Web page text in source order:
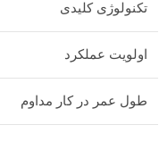
تکنولوژی کلیدی
اولویت عملکرد
طول عمر در کار مداوم